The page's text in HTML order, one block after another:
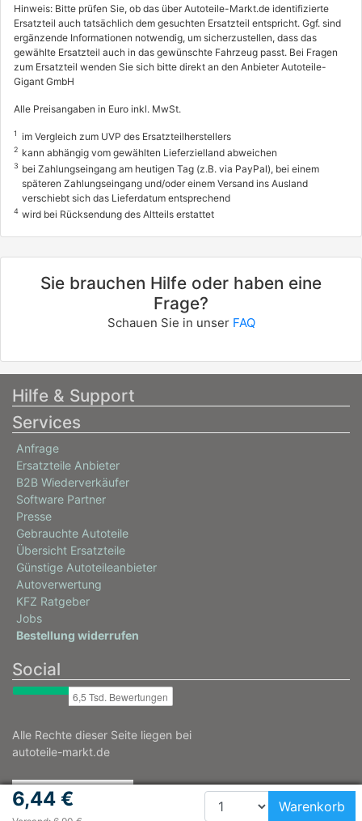
Hinweis: Bitte prüfen Sie, ob das über Autoteile-Markt.de identifizierte
Ersatzteil auch tatsächlich dem gesuchten Ersatzteil entspricht. Ggf. sind
ergänzende Informationen notwendig, um sicherzustellen, dass das
gewählte Ersatzteil auch in das gewünschte Fahrzeug passt. Bei Fragen
zum Ersatzteil wenden Sie sich bitte direkt an den Anbieter Autoteile-
Gigant GmbH
Alle Preisangaben in Euro inkl. MwSt.
1 im Vergleich zum UVP des Ersatzteilherstellers
2 kann abhängig vom gewählten Lieferzielland abweichen
3 bei Zahlungseingang am heutigen Tag (z.B. via PayPal), bei einem
späteren Zahlungseingang und/oder einem Versand ins Ausland
verschiebt sich das Lieferdatum entsprechend
4 wird bei Rücksendung des Altteils erstattet
6,44 € Warenkorb
Sie brauchen Hilfe oder haben eine
Frage?
Schauen Sie in unser FAQ
Hilfe & Support
Services
Anfrage
Ersatzteile Anbieter
B2B Wiederverkäufer
Software Partner
Presse
Gebrauchte Autoteile
Übersicht Ersatzteile
Günstige Autoteileanbieter
Autoverwertung
KFZ Ratgeber
Jobs
Bestellung widerrufen
Social
Alle Rechte dieser Seite liegen bei
autoteile-markt.de